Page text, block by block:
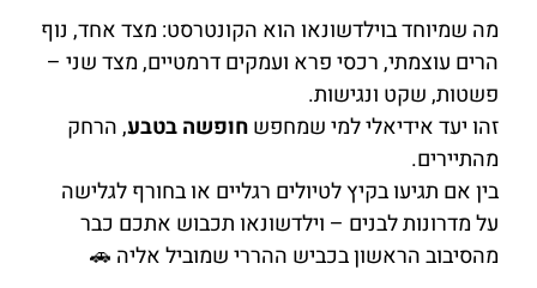
מה שמיוחד בוילדשונאו הוא הקונטרסט: מצד אחד, נוף
הרים עוצמתי, רכסי פרא ועמקים דרמטיים, מצד שני –
פשטות, שקט ונגישות.
זהו יעד אידיאלי למי שמחפשחופשה בטבע, הרחק
מהתיירים.
בין אם תגיעו בקיץ לטיולים רגליים או בחורף לגלישה
על מדרונות לבנים – וילדשונאו תכבוש אתכם כבר
מהסיבוב הראשון בכביש ההררי שמוביל אליה 🚗